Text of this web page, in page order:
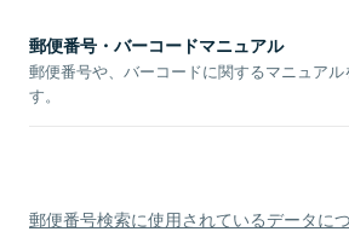
郵便番号・バーコードマニュアル
郵便番号や、バーコードに関するマニュアル
す。
郵便番号検索に使用されているデータに